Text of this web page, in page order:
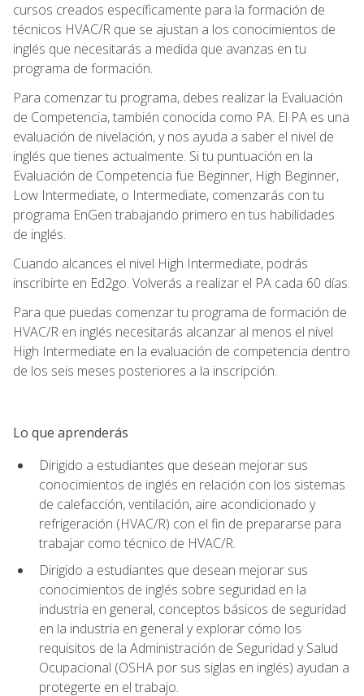
cursos creados específicamente para la formación de
técnicos HVAC/R que se ajustan a los conocimientos de
inglés que necesitarás a medida que avanzas en tu
programa de formación.
Para comenzar tu programa, debes realizar la Evaluación
de Competencia, también conocida como PA. El PA es una
evaluación de nivelación, y nos ayuda a saber el nivel de
inglés que tienes actualmente. Si tu puntuación en la
Evaluación de Competencia fue Beginner, High Beginner,
Low Intermediate, o Intermediate, comenzarás con tu
programa EnGen trabajando primero en tus habilidades
de inglés.
Cuando alcances el nivel High Intermediate, podrás
inscribirte en Ed2go. Volverás a realizar el PA cada 60 días.
Para que puedas comenzar tu programa de formación de
HVAC/R en inglés necesitarás alcanzar al menos el nivel
High Intermediate en la evaluación de competencia dentro
de los seis meses posteriores a la inscripción.
Lo que aprenderás
Dirigido a estudiantes que desean mejorar sus
conocimientos de inglés en relación con los sistemas
de calefacción, ventilación, aire acondicionado y
refrigeración (HVAC/R) con el fin de prepararse para
trabajar como técnico de HVAC/R.
Dirigido a estudiantes que desean mejorar sus
conocimientos de inglés sobre seguridad en la
industria en general, conceptos básicos de seguridad
en la industria en general y explorar cómo los
requisitos de la Administración de Seguridad y Salud
Ocupacional (OSHA por sus siglas en inglés) ayudan a
protegerte en el trabajo.